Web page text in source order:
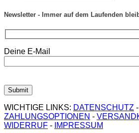
Newsletter - Immer auf dem Laufenden
Deine E-Mail
WICHTIGE LINKS: DATENSCHUTZ -
ZAHLUNGSOPTIONEN -
WIDERRUF - IMPRESSUM